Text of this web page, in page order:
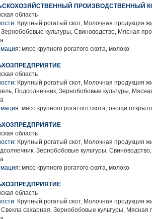
ПРОИЗВОДСТВЕННЫЙ
область
Крупный рогатый скот, Молочная продукция
культуры, Свиноводство, Мясная
мясо крупного рогатого скота, молоко
область
Крупный рогатый скот, Молочная продукция
Подсолнечник, Зернобобовые культуры,
мясо крупного рогатого скота, овощи
область
Крупный рогатый скот, Молочная продукция
Зернобобовые культуры,
мясо крупного рогатого скота, молоко
область
Крупный рогатый скот, Молочная продукция
сахарная, Зернобобовые культуры, Мясная